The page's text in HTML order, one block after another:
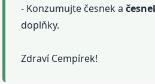
- Konzumujte česnek a
doplňky.
Zdraví Cempírek!